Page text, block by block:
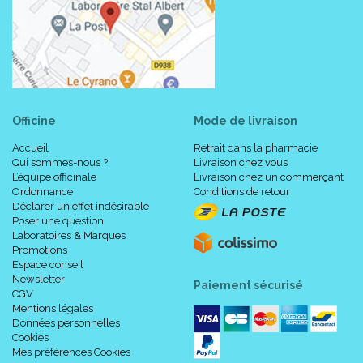
Caractéristiques :
Très facile à adapter.
Forme symétrique et anatomique qui épouse l' ensemble du
sein dans sa globalité, notamment dans le bas du sein.
Respecte le tombant naturel du sein.
Bords amincis pour un prolongement naturel en continu
avec le corps.
Réduction du poids grâce à une fac interne creusée.
Officine
Accueil
Qui sommes-nous ?
L’équipe officinale
Ordonnance
Déclarer un effet indésirable
Poser une question
Laboratoires & Marques
Promotions
Espace conseil
Newsletter
CGV
Mentions légales
Données personnelles
Cookies
Mes préférences Cookies
Mode de livraison
Retrait dans la pharmacie
Livraison chez vous
Livraison chez un commerçant
Conditions de retour
Paiement sécurisé